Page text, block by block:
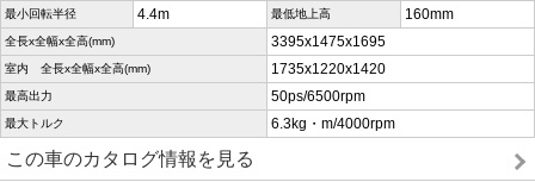
最小回転半径 4.4m 最低地上高 160mm
全長x全幅x全高(mm) 3395x1475x1695
室内 全長x全幅x全高(mm) 1735x1220x1420
最高出力 50ps/6500rpm
最大トルク 6.3kg・m/4000rpm
この車のカタログ情報を見る